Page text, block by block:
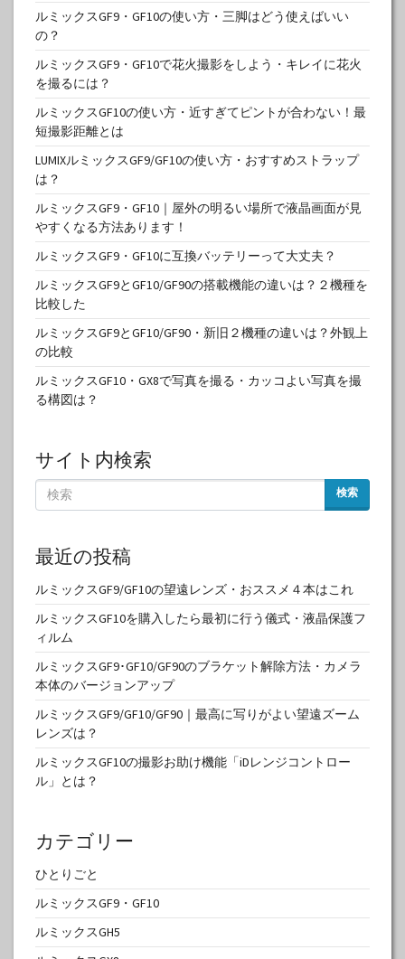
ルミックスGF9・GF10の使い方・三脚はどう使えばいい
の？
ルミックスGF9・GF10で花火撮影をしよう・キレイに花火
を撮るには？
ルミックスGF10の使い方・近すぎてピントが合わない！最
短撮影距離とは
LUMIXルミックスGF9/GF10の使い方・おすすめストラップ
は？
ルミックスGF9・GF10｜屋外の明るい場所で液晶画面が見
やすくなる方法あります！
ルミックスGF9・GF10に互換バッテリーって大丈夫？
ルミックスGF9とGF10/GF90の搭載機能の違いは？２機種を
比較した
ルミックスGF9とGF10/GF90・新旧２機種の違いは？外観上
の比較
ルミックスGF10・GX8で写真を撮る・カッコよい写真を撮
る構図は？
サイト内検索
検索
最近の投稿
ルミックスGF9/GF10の望遠レンズ・おススメ４本はこれ
ルミックスGF10を購入したら最初に行う儀式・液晶保護フ
ィルム
ルミックスGF9･GF10/GF90のブラケット解除方法・カメラ
本体のバージョンアップ
ルミックスGF9/GF10/GF90｜最高に写りがよい望遠ズーム
レンズは？
ルミックスGF10の撮影お助け機能「iDレンジコントロー
ル」とは？
カテゴリー
ひとりごと
ルミックスGF9・GF10
ルミックスGH5